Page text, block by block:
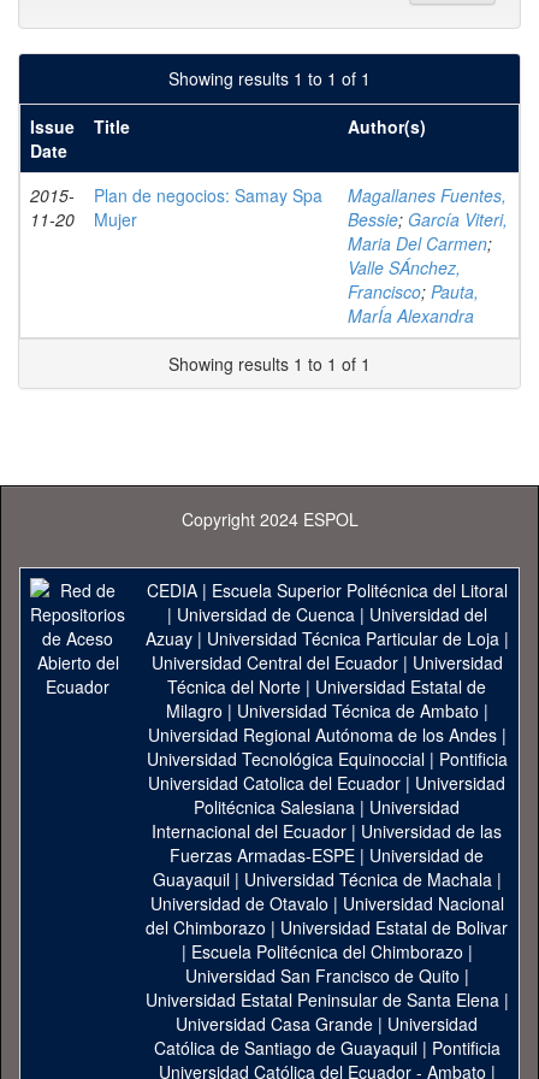
Showing results 1 to 1 of 1
Issue
Date
Title Author(s)
2015-
11-20
Plan de negocios: Samay Spa
Mujer
Magallanes Fuentes,
Bessie; García Viteri,
Maria Del Carmen;
Valle SÁnchez,
Francisco; Pauta,
MarÍa Alexandra
Showing results 1 to 1 of 1
Copyright 2024 ESPOL
CEDIA| Escuela Superior Politécnica del Litoral
| Universidad de Cuenca| Universidad del
Azuay| Universidad Técnica Particular de Loja|
Universidad Central del Ecuador| Universidad
Técnica del Norte | Universidad Estatal de
Milagro | Universidad Técnica de Ambato |
Universidad Regional Autónoma de los Andes|
Universidad Tecnológica Equinoccial| Pontificia
Universidad Catolica del Ecuador | Universidad
Politécnica Salesiana | Universidad
Internacional del Ecuador | Universidad de las
Fuerzas Armadas-ESPE | Universidad de
Guayaquil| Universidad Técnica de Machala|
Universidad de Otavalo | Universidad Nacional
del Chimborazo | Universidad Estatal de Bolivar
| Escuela Politécnica del Chimborazo |
Universidad San Francisco de Quito |
Universidad Estatal Peninsular de Santa Elena|
Universidad Casa Grande | Universidad
Católica de Santiago de Guayaquil| Pontificia
Universidad Católica del Ecuador - Ambato |